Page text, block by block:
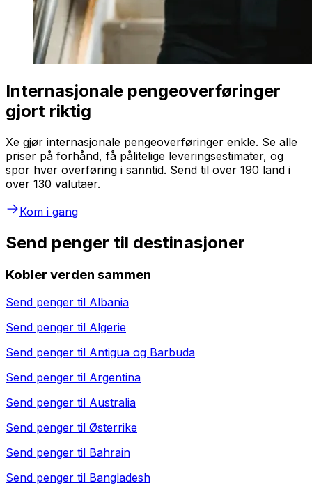
Internasjonale pengeoverføringer
gjort riktig
Xe gjør internasjonale pengeoverføringer enkle. Se alle
priser på forhånd, få pålitelige leveringsestimater, og
spor hver overføring i sanntid. Send til over 190 land i
over 130 valutaer.
Kom i gang
Send penger til destinasjoner
Kobler verden sammen
Send penger til Albania
Send penger til Algerie
Send penger til Antigua og Barbuda
Send penger til Argentina
Send penger til Australia
Send penger til Østerrike
Send penger til Bahrain
Send penger til Bangladesh